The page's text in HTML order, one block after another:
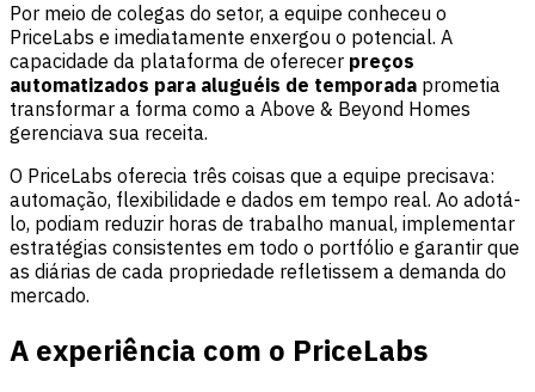
Por meio de colegas do setor, a equipe conheceu o
PriceLabs e imediatamente enxergou o potencial. A
capacidade da plataforma de oferecer preços
automatizados para aluguéis de temporada prometia
transformar a forma como a Above & Beyond Homes
gerenciava sua receita.
O PriceLabs oferecia três coisas que a equipe precisava:
automação, flexibilidade e dados em tempo real. Ao adotá-
lo, podiam reduzir horas de trabalho manual, implementar
estratégias consistentes em todo o portfólio e garantir que
as diárias de cada propriedade refletissem a demanda do
mercado.
A experiência com o PriceLabs